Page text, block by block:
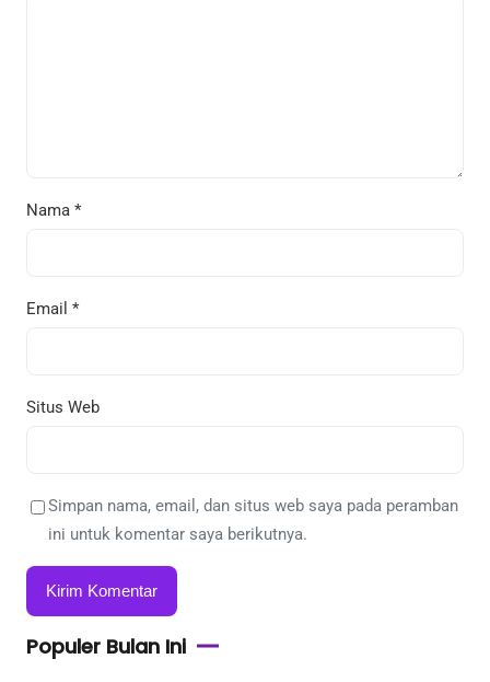
Nama *
Email *
Situs Web
Simpan nama, email, dan situs web saya pada peramban
ini untuk komentar saya berikutnya.
Populer Bulan Ini